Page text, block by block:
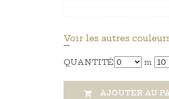
Voir les autres
QUANTITÉ m
 AJOUTER AU